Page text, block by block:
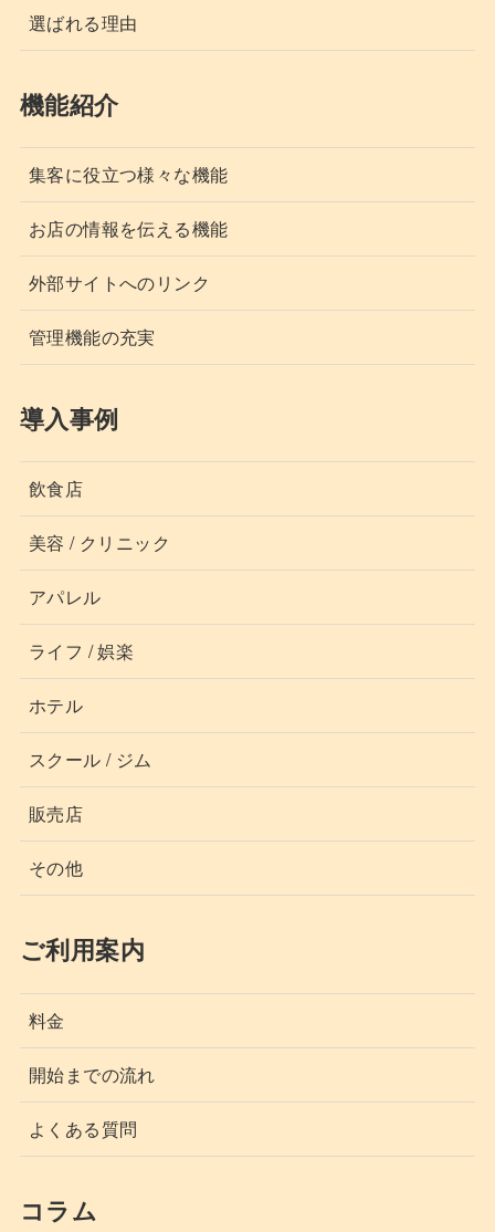
選ばれる理由
機能紹介
集客に役立つ様々な機能
お店の情報を伝える機能
外部サイトへのリンク
管理機能の充実
導入事例
飲食店
美容 / クリニック
アパレル
ライフ / 娯楽
ホテル
スクール / ジム
販売店
その他
ご利用案内
料金
開始までの流れ
よくある質問
コラム